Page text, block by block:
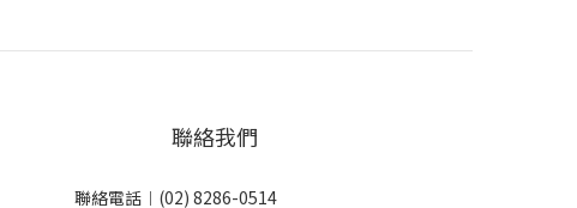
聯絡我們
聯絡電話︱(02) 8286-0514